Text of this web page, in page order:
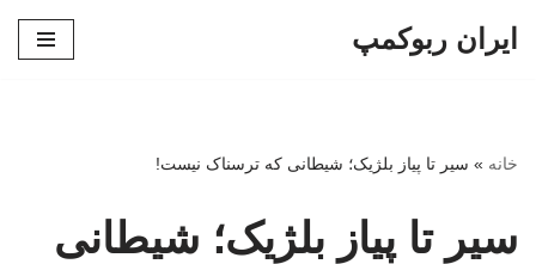
ایران ربوکمپ
خانه » سیر تا پیاز بلژیک؛ شیطانی که ترسناک نیست!
سیر تا پیاز بلژیک؛ شیطانی